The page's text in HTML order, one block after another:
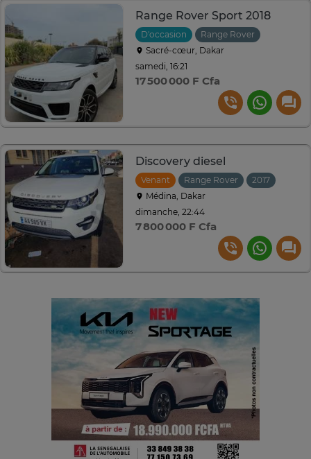
Range Rover Sport 2018
D'occasion Range Rover
Sacré-cœur, Dakar
samedi, 16:21
17 500 000 F Cfa
Discovery diesel
Venant Range Rover 2017
Médina, Dakar
dimanche, 22:44
7 800 000 F Cfa